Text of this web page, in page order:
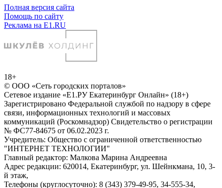
Полная версия сайта
Помощь по сайту
Реклама на E1.RU
18+
© ООО «Сеть городских порталов»
Сетевое издание «Е1.РУ Екатеринбург Онлайн» (18+)
Зарегистрировано Федеральной службой по надзору в сфере
связи, информационных технологий и массовых
коммуникаций (Роскомнадзор) Свидетельство о регистрации
№ ФС77-84675 от 06.02.2023 г.
Учредитель: Общество с ограниченной ответственностью
"ИНТЕРНЕТ ТЕХНОЛОГИИ"
Главный редактор: Малкова Марина Андреевна
Адрес редакции: 620014, Екатеринбург, ул. Шейнкмана, 10, 3-
й этаж,
Телефоны (круглосуточно): 8 (343) 379-49-95, 34-555-34,